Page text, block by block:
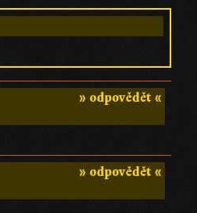
» odpovědět «
» odpovědět «